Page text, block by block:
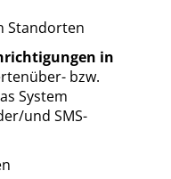
Standorten
in
bzw.
System
und SMS-